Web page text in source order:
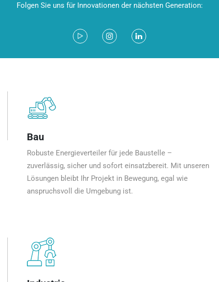
Folgen Sie uns für Innovationen der nächsten Generation:
Bau
Robuste Energieverteiler für jede Baustelle –
zuverlässig, sicher und sofort einsatzbereit. Mit unseren
Lösungen bleibt Ihr Projekt in Bewegung, egal wie
anspruchsvoll die Umgebung ist.